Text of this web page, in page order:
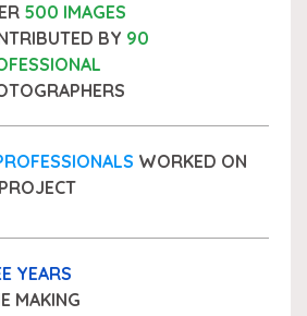
500 IMAGES
BY 90
WORKED ON
YEARS
MAKING